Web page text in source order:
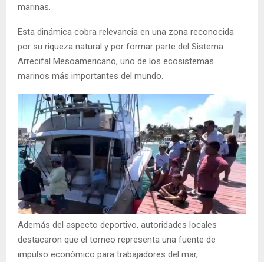
marinas.
Esta dinámica cobra relevancia en una zona reconocida
por su riqueza natural y por formar parte del Sistema
Arrecifal Mesoamericano, uno de los ecosistemas
marinos más importantes del mundo.
Además del aspecto deportivo, autoridades locales
destacaron que el torneo representa una fuente de
impulso económico para trabajadores del mar,